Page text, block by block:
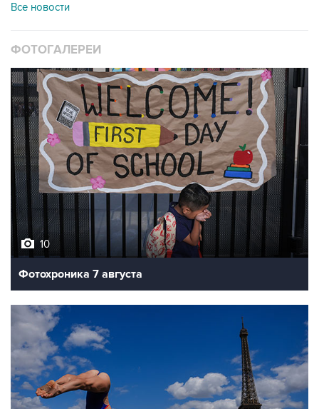
Все новости
ФОТОГАЛЕРЕИ
10
Фотохроника 7 августа